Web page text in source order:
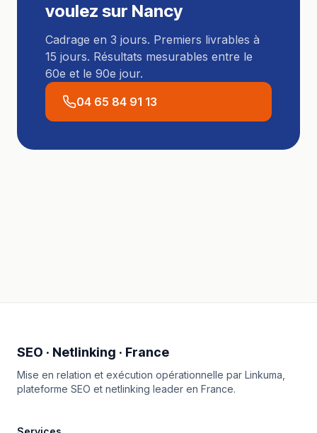
voulez sur Nancy
Cadrage en 3 jours. Premiers livrables à
15 jours. Résultats mesurables entre le
60e et le 90e jour.
04 65 84 91 13
SEO · Netlinking · France
Mise en relation et exécution opérationnelle par Linkuma
plateforme SEO et netlinking leader en France.